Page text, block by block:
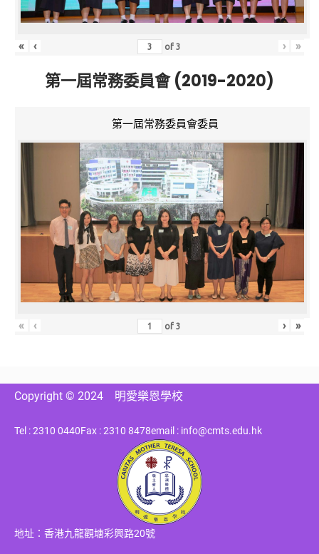
« ‹ of3 › »
第一屆常務委員會 (2019-2020)
第一屆常務委員會委員
« ‹ of3 › »
Copyright © 2024 明愛樂恩學校
Tel : 2310 0440Fax : 2310 8478email : info@cmts.edu.hk
地址：香港九龍觀塘彩興路20號